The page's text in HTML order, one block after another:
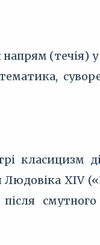
(течія) у
класицизм
Людовіка XIV
смутного